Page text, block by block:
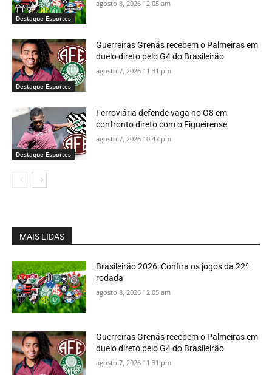
Destaque Esportes
agosto 8, 2026 12:05 am
Destaque Esportes
Guerreiras Grenás recebem o Palmeiras em
duelo direto pelo G4 do Brasileirão
agosto 7, 2026 11:31 pm
Destaque Esportes
Ferroviária defende vaga no G8 em
confronto direto com o Figueirense
agosto 7, 2026 10:47 pm
MAIS LIDAS
Brasileirão 2026: Confira os jogos da 22ª
rodada
agosto 8, 2026 12:05 am
Guerreiras Grenás recebem o Palmeiras em
duelo direto pelo G4 do Brasileirão
agosto 7, 2026 11:31 pm